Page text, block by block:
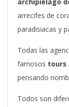
arrecifes de
paradisiacas y
Todas las
famosos tours
pensando
Todos son